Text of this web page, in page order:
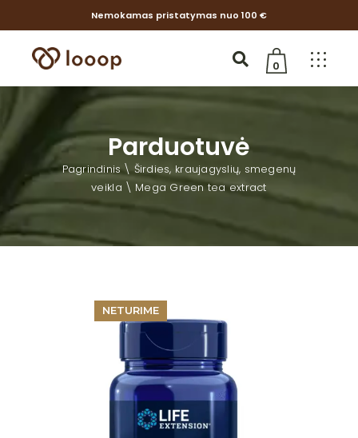
Nemokamas pristatymas nuo 100 €
0
Parduotuvė
Pagrindinis
Širdies, kraujagyslių, smegenų
veikla
Mega Green tea extract
NETURIME